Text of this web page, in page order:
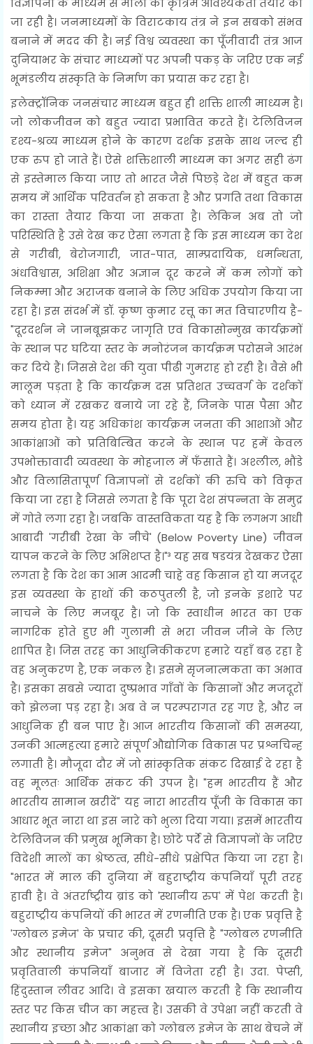
विज्ञापनों के माध्यम से मालों की कृत्रिम आवश्यकता तैयार की
जा रही है। जनमाध्यमों के विराटकाय तंत्र ने इन सबको संभव
बनाने में मदद की है। नई विश्व व्यवस्था का पूँजीवादी तंत्र आज
दुनियाभर के संचार माध्यमों पर अपनी पकड़ के जरिए एक नई
भूमंडलीय संस्कृति के निर्माण का प्रयास कर रहा है।
इलेक्ट्रॉनिक जनसंचार माध्यम बहुत ही शक्ति शाली माध्यम है।
जो लोकजीवन को बहुत ज्यादा प्रभावित करते हैं। टेलिविजन
दृश्य-श्रव्य माध्यम होने के कारण दर्शक इसके साथ जल्द ही
एक रुप हो जाते हैं। ऐसे शक्तिशाली माध्यम का अगर सही ढंग
से इस्तेमाल किया जाए तो भारत जैसे पिछड़े देश में बहुत कम
समय में आर्थिक परिवर्तन हो सकता है और प्रगति तथा विकास
का रास्ता तैयार किया जा सकता है। लेकिन अब तो जो
परिस्थिति है उसे देख कर ऐसा लगता है कि इस माध्यम का देश
से गरीबी, बेरोजगारी, जात-पात, साम्प्रदायिक, धर्मान्धता,
अंधविश्वास, अशिक्षा और अज्ञान दूर करने में कम लोगों को
निकम्मा और अराजक बनाने के लिए अधिक उपयोग किया जा
रहा है। इस संदर्भ में डॉ. कृष्ण कुमार रत्तू का मत विचारणीय है-
"दूरदर्शन ने जानबूझकर जागृति एवं विकासोन्मुख कार्यक्रमों
के स्थान पर घटिया स्तर के मनोरंजन कार्यक्रम परोसने आरंभ
कर दिये हैं। जिससे देश की युवा पीढी गुमराह हो रही है। वैसे भी
मालूम पड़ता है कि कार्यक्रम दस प्रतिशत उच्चवर्ग के दर्शकों
को ध्यान में रखकर बनाये जा रहे हैं, जिनके पास पैसा और
समय होता है। यह अधिकांश कार्यक्रम जनता की आशाओं और
आकांक्षाओं को प्रतिबिम्बित करने के स्थान पर हमें केवल
उपभोक्तावादी व्यवस्था के मोहजाल में फँसाते हैं। अश्लील, भौंडे
और विलासितापूर्ण विज्ञापनों से दर्शकों की रुचि को विकृत
किया जा रहा है जिससे लगता है कि पूरा देश संपन्नता के समुद्र
में गोते लगा रहा है। जबकि वास्तविकता यह है कि लगभग आधी
आबादी 'गरीबी रेखा के नीचे' (Below Poverty Line) जीवन
यापन करने के लिए अभिशप्त है।"³ यह सब षडयंत्र देखकर ऐसा
लगता है कि देश का आम आदमी चाहे वह किसान हो या मजदूर
इस व्यवस्था के हाथों की कठपुतली है, जो इनके इशारे पर
नाचने के लिए मजबूर है। जो कि स्वाधीन भारत का एक
नागरिक होते हुए भी गुलामी से भरा जीवन जीने के लिए
शापित है। जिस तरह का आधुनिकीकरण हमारे यहाँ बढ़ रहा है
वह अनुकरण है, एक नकल है। इसमे सृजनात्मकता का अभाव
है। इसका सबसे ज्यादा दुष्प्रभाव गाँवों के किसानों और मजदूरों
को झेलना पड़ रहा है। अब वे न परम्परागत रह गए है, और न
आधुनिक ही बन पाए हैं। आज भारतीय किसानों की समस्या,
उनकी आत्महत्या हमारे संपूर्ण औद्योगिक विकास पर प्रश्नचिन्ह
लगाती है। मौजूदा दौर में जो सांस्कृतिक संकट दिखाई दे रहा है
वह मूलतः आर्थिक संकट की उपज है। "हम भारतीय हैं और
भारतीय सामान खरीदें" यह नारा भारतीय पूँजी के विकास का
आधार भूत नारा था इस नारे को भुला दिया गया। इसमें भारतीय
टेलिविजन की प्रमुख भूमिका है। छोटे पर्दे से विज्ञापनों के जरिए
विदेशी मालों का श्रेष्ठत्व, सीधे-सीधे प्रक्षेपित किया जा रहा है।
"भारत में माल की दुनिया में बहुराष्ट्रीय कंपनियाँ पूरी तरह
हावी है। वे अंतर्राष्ट्रीय ब्रांड को 'स्थानीय रुप' में पेश करती है।
बहुराष्ट्रीय कंपनियों की भारत में रणनीति एक है। एक प्रवृत्ति है
'ग्लोबल इमेज' के प्रचार की, दूसरी प्रवृत्ति है "ग्लोबल रणनीति
और स्थानीय इमेज" अनुभव से देखा गया है कि दूसरी
प्रवृतिवाली कंपनियाँ बाजार में विजेता रही है। उदा. पेप्सी,
हिंदुस्तान लीवर आदि। वे इसका खयाल करती है कि स्थानीय
स्तर पर किस चीज का महत्त्व है। उसकी वे उपेक्षा नहीं करती वे
स्थानीय इच्छा और आकांक्षा को ग्लोबल इमेज के साथ बेचने में